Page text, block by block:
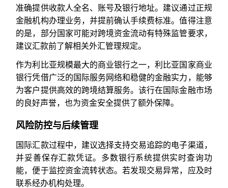
准确提供收款人全名、账号及银行地址。建议通过正规
金融机构办理业务，并提前确认手续费标准。值得注意
的是，部分国家可能对跨境资金流动有特殊监管要求，
建议汇款前了解相关外汇管理规定。
作为利比亚规模最大的商业银行之一，利比亚国家商业
银行凭借广泛的国际服务网络和稳健的金融实力，能够
为客户提供高效的跨境结算服务。该行在国际金融市场
的良好声誉，也为资金安全提供了额外保障。
风险防控与后续管理
国际汇款过程中，建议选择支持交易追踪的电子渠道，
并妥善保存汇款凭证。多数银行系统提供实时查询功
能，便于监控资金流转状态。若发现交易异常，应及时
联系经办机构处理。